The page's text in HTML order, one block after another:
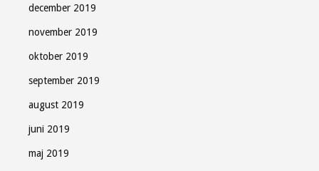
december 2019
november 2019
oktober 2019
september 2019
august 2019
juni 2019
maj 2019